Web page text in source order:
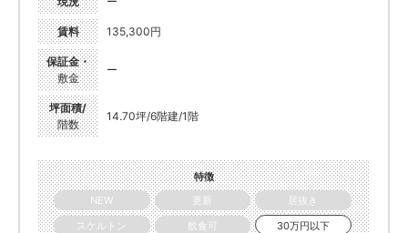
賃料 135,300円
保証金・
敷金
ー
坪面積/
階数
14.70坪/6階建/1階
特徴
NEW
更新
居抜き
スケルトン
飲食可
30万円以下